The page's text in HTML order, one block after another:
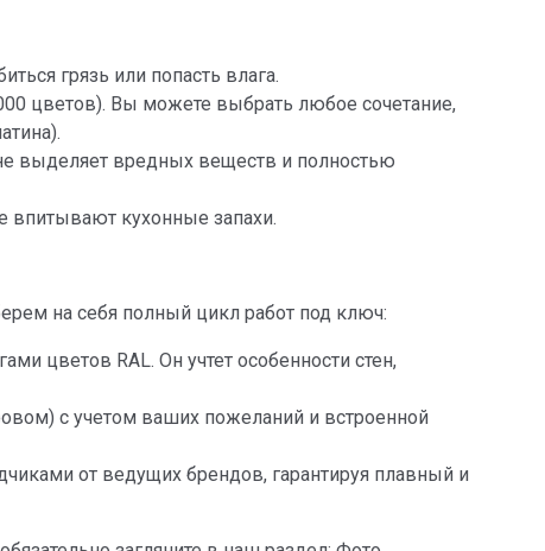
грязь или попасть влага.
цветов). Вы можете выбрать любое сочетание,
выделяет вредных веществ и полностью
впитывают кухонные запахи.
на себя полный цикл работ под ключ:
цветов RAL. Он учтет особенности стен,
с учетом ваших пожеланий и встроенной
от ведущих брендов, гарантируя плавный и